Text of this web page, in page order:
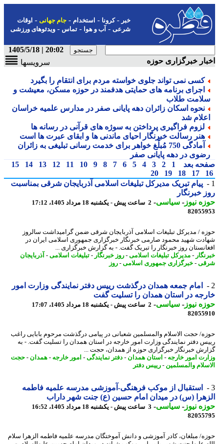
-کرونا-استخدام- جام جهانی-اوقات
شرعی-آب و هوا-تماس-ویدئوهای ورزشی
20:02 | 1405/5/18
خبرگزاری حوزه
سرویسها
کسی نمی تواند جلوی خواسته مردم برای انتقام را بگیرد
اجرای برنامه های حمایتی هدفمند در حوزه مسکن، معیشت و
طلاب
نحوه اسکان زائران دهه پایانی صفر در مدارس علمیه خراسان
شد
لزوم فراگیری پرداختن به سوژه های قرآنی در رسانه ها
هنر رسالت خبرنگار احیای ماندنی ها و ابقای عبرت ها است
آمادگی 750 مُبلّغ خواهر برای خدمت رسانی تبلیغی به زائران
در دهه پایانی صفر
بعد
1
2
3
4
5
6
7
8
9
10
11
12
13
14
15
17
18
19
20
پیام تبریک مدیرکل تبلیغات اسلامی آذربایجان شرقی بمناسبت
خبرنگار
نیوز-سیاسی-2 ساعت پیش - یکشنبه 18 مرداد 1405، 17:12
/ مدیرکل تبلیغات اسلامی آذربایجان شرقی ضمن گرامیداشت سالروز
شهید محمود صارمی خبرنگار خبرگزاری جمهوری اسلامی ایران در
روز خبرنگار را تبریک گفت. - به گزارش خبرگزاری ...
-مدیرکل تبلیغات اسلامی-روز خبرنگار -تبلیغات اسلامی-آذربایجان
-خبرگزاری جمهوری اسلامی-روز
امام جمعه همدان درگذشت رییس دفتر نمایندگی وزارت امور
در استان همدان را تسلیت گفت
نیوز-سیاسی-2 ساعت پیش - یکشنبه 18 مرداد 1405، 17:07
حجت الاسلام والمسلمین شعبانی در پیامی درگذشت مرحوم بابایی راغب
دفتر نمایندگی وزارت امور خارجه در استان همدان را تسلیت گفت. - به
خبرنگار خبرگزاری حوزه از همدان، حجت ...
امور خارجه-استان همدان- دفتر نمایندگی-امور خارجه-همدان- حجت
والمسلمین-رییس دفتر
استقبال از موکب فرهنگی-آموزشی مدرسه علمیه فاطمه
(س) در میدان امام حسین (ع) جنت شهر داراب
نیوز-سیاسی-3 ساعت پیش - یکشنبه 18 مرداد 1405، 16:52
مبلغان، کادر آموزشی و دانش آموختگان مدرسه علمیه فاطمه الزهرا سلام